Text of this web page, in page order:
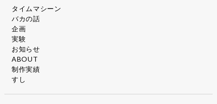
タイムマシーン
バカの話
企画
実験
お知らせ
ABOUT
制作実績
すし